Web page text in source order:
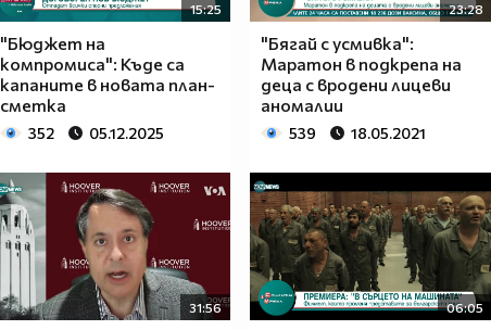
15:25
"Бюджет на
компромиса": Къде са
капаните в новата план-
сметка
352 05.12.2025
23:28
"Бягай с усмивка":
Маратон в подкрепа на
деца с вродени лицеви
аномалии
539 18.05.2021
31:56 06:05